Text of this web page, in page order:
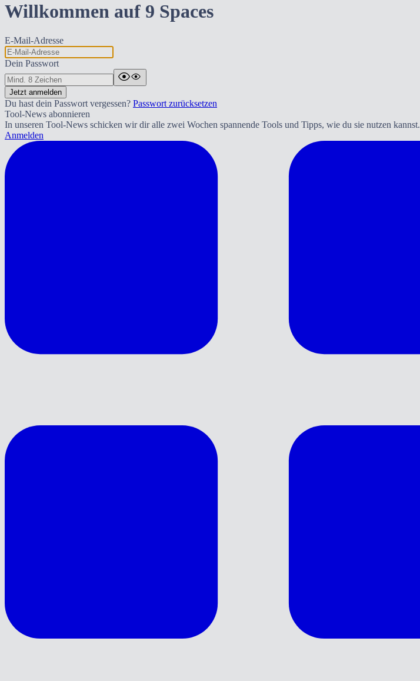
Willkommen auf 9 Spaces
E-Mail-Adresse
Dein Passwort
Jetzt anmelden
Du hast dein Passwort vergessen? Passwort zurücksetzen
Tool-News abonnieren
In unseren Tool-News schicken wir dir alle zwei Wochen spannende Tools und Tipps, wie du sie nutzen kannst.
Anmelden